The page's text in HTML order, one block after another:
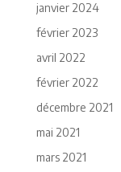
janvier 2024
février 2023
avril 2022
février 2022
décembre 2021
mai 2021
mars 2021